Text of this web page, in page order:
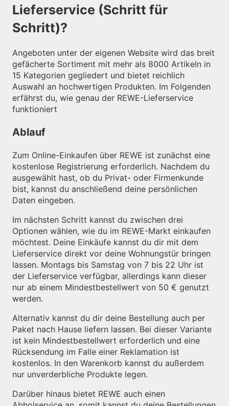
Lieferservice (Schritt für
Schritt)?
Angeboten unter der eigenen Website wird das breit
gefächerte Sortiment mit mehr als 8000 Artikeln in
15 Kategorien gegliedert und bietet reichlich
Auswahl an hochwertigen Produkten. Im Folgenden
erfährst du, wie genau der REWE-Lieferservice
funktioniert
Ablauf
Zum Online-Einkaufen über REWE ist zunächst eine
kostenlose Registrierung erforderlich. Nachdem du
ausgewählt hast, ob du Privat- oder Firmenkunde
bist, kannst du anschließend deine persönlichen
Daten eingeben.
Im nächsten Schritt kannst du zwischen drei
Optionen wählen, wie du im REWE-Markt einkaufen
möchtest. Deine Einkäufe kannst du dir mit dem
Lieferservice direkt vor deine Wohnungstür bringen
lassen. Montags bis Samstag von 7 bis 22 Uhr ist
der Lieferservice verfügbar, allerdings kann dieser
nur ab einem Mindestbestellwert von 50 € genutzt
werden.
Alternativ kannst du dir deine Bestellung auch per
Paket nach Hause liefern lassen. Bei dieser Variante
ist kein Mindestbestellwert erforderlich und eine
Rücksendung im Falle einer Reklamation ist
kostenlos. In den Warenkorb kannst du außerdem
nur unverderbliche Produkte legen.
Darüber hinaus bietet REWE auch einen